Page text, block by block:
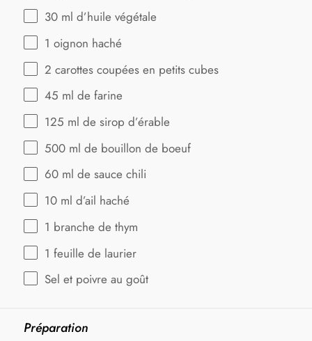
30 ml d’huile végétale
1 oignon haché
2 carottes coupées en petits cubes
45 ml de farine
125 ml de sirop d’érable
500 ml de bouillon de boeuf
60 ml de sauce chili
10 ml d’ail haché
1 branche de thym
1 feuille de laurier
Sel et poivre au goût
Préparation